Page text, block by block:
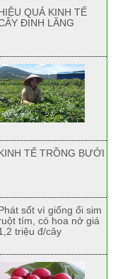
QUẢ KINH TẾ
ĐINH LĂNG
TẾ TRỒNG BƯỞI
sốt vì giống ổi sim
tím, có hoa nở giá
triệu đ/cây